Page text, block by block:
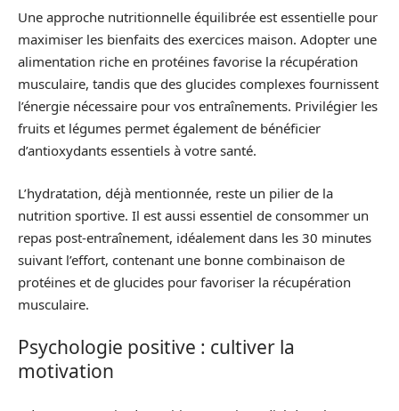
Une approche nutritionnelle équilibrée est essentielle pour
maximiser les bienfaits des exercices maison. Adopter une
alimentation riche en protéines favorise la récupération
musculaire, tandis que des glucides complexes fournissent
l’énergie nécessaire pour vos entraînements. Privilégier les
fruits et légumes permet également de bénéficier
d’antioxydants essentiels à votre santé.
L’hydratation, déjà mentionnée, reste un pilier de la
nutrition sportive. Il est aussi essentiel de consommer un
repas post-entraînement, idéalement dans les 30 minutes
suivant l’effort, contenant une bonne combinaison de
protéines et de glucides pour favoriser la récupération
musculaire.
Psychologie positive : cultiver la
motivation